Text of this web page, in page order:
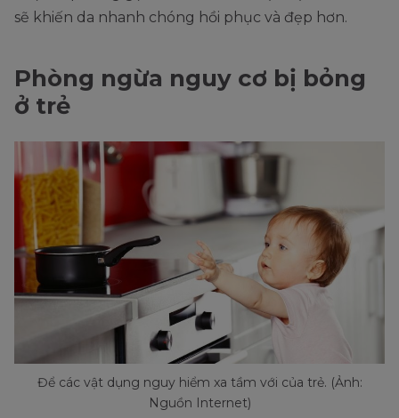
sẽ khiến da nhanh chóng hồi phục và đẹp hơn.
Phòng ngừa nguy cơ bị bỏng
ở trẻ
Để các vật dụng nguy hiểm xa tầm với của trẻ. (Ảnh:
Nguồn Internet)